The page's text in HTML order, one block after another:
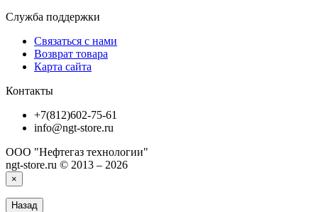
Служба поддержки
Связаться с нами
Возврат товара
Карта сайта
Контакты
+7(812)602-75-61
info@ngt-store.ru
ООО "Нефтегаз технологии"
ngt-store.ru © 2013 – 2026
×
Назад